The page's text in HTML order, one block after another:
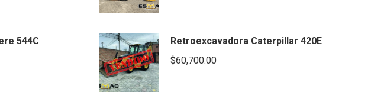
544C
Retroexcavadora Caterpillar 420E
$60,700.00